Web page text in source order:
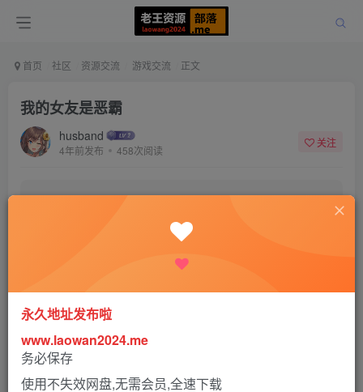
首页 社区 资源交流 游戏交流 正文
我的女友是恶霸
husband
4年前发布 458次阅读
关注
登录后继续查看
永久地址发布啦
www.laowan2024.me
务必保存
使用不失效网盘,无需会员,全速下载